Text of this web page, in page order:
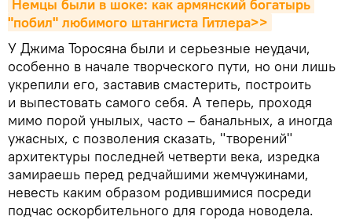
Немцы были в шоке: как армянский богатырь
"побил" любимого штангиста Гитлера>>
У Джима Торосяна были и серьезные неудачи,
особенно в начале творческого пути, но они лишь
укрепили его, заставив смастерить, построить
и выпестовать самого себя. А теперь, проходя
мимо порой унылых, часто – банальных, а иногда
ужасных, с позволения сказать, "творений"
архитектуры последней четверти века, изредка
замираешь перед редчайшими жемчужинами,
невесть каким образом родившимися посреди
подчас оскорбительного для города новодела.